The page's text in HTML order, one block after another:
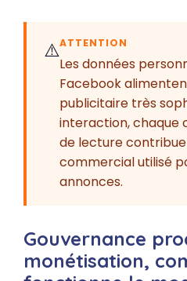
⚠️ATTENTION
Les données
Facebook
publicitaire très
interaction, chaque
de lecture
commercial utilisé
annonces.
Gouvernance
monétisation,